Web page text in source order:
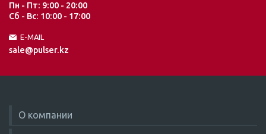
Пн - Пт: 9:00 - 20:00
Сб - Вс: 10:00 - 17:00
E-MAIL
sale@pulser.kz
О компании